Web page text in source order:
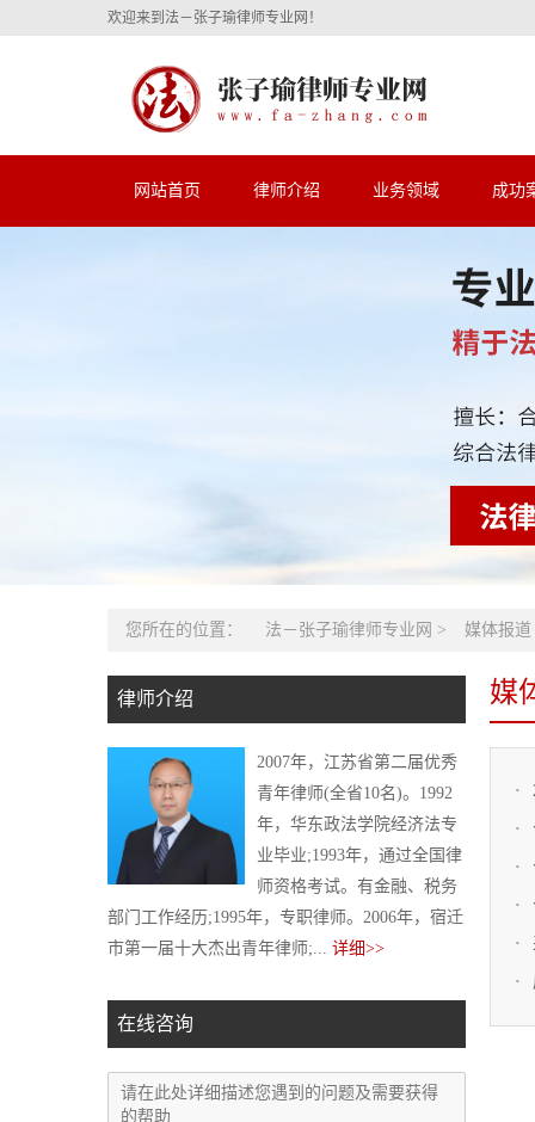
欢迎来到法－张子瑜律师专业网！
网站首页 律师介绍 业务领域 成功
您所在的位置： 法－张子瑜律师专业网 > 媒体报道
律师介绍
2007年，江苏省第二届优秀
青年律师(全省10名)。1992
年，华东政法学院经济法专
业毕业;1993年，通过全国律
师资格考试。有金融、税务
部门工作经历;1995年，专职律师。2006年，宿迁
市第一届十大杰出青年律师;... 详细>>
在线咨询
媒